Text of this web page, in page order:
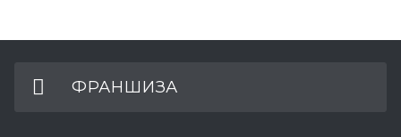
ФРАНШИЗА